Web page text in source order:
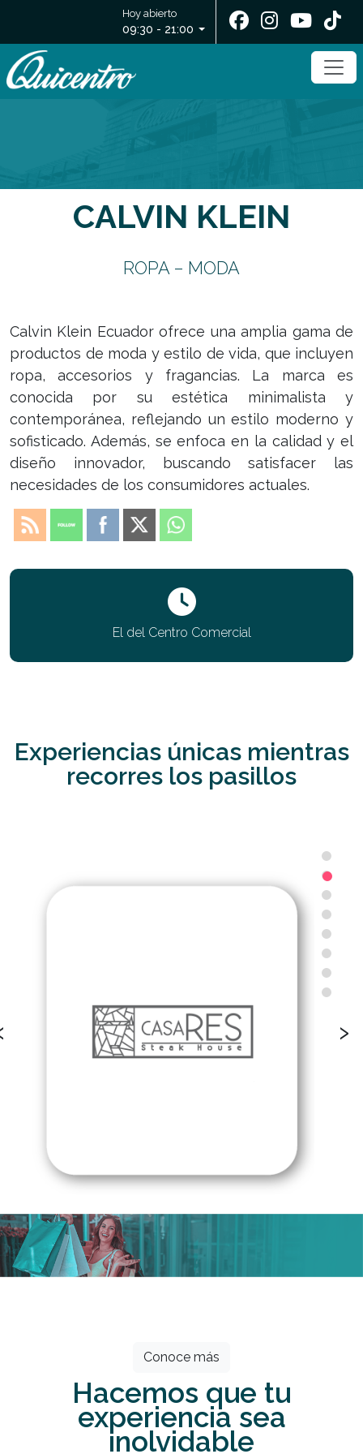
Hoy abierto
09:30 - 21:00
CALVIN KLEIN
ROPA – MODA
Calvin Klein Ecuador ofrece una amplia gama de
productos de moda y estilo de vida, que incluyen
ropa, accesorios y fragancias. La marca es
conocida por su estética minimalista y
contemporánea, reflejando un estilo moderno y
sofisticado. Además, se enfoca en la calidad y el
diseño innovador, buscando satisfacer las
necesidades de los consumidores actuales.
El del Centro Comercial
Experiencias únicas mientras
recorres los pasillos
›
Conoce más
Hacemos que tu
experiencia sea
inolvidable